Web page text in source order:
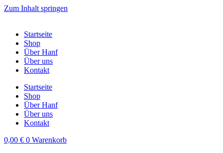
Zum Inhalt springen
Startseite
Shop
Über Hanf
Über uns
Kontakt
Startseite
Shop
Über Hanf
Über uns
Kontakt
0,00 € 0 Warenkorb